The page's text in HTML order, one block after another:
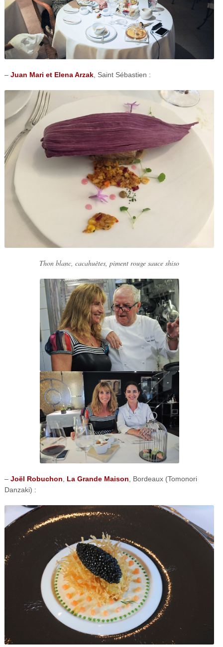
– Juan Mari et Elena Arzak, Saint Sébastien :
Thon blanc, cacahuètes, piment rouge sauce shiso
– Joël Robuchon, La Grande Maison, Bordeaux (Tomonori
Danzaki) :